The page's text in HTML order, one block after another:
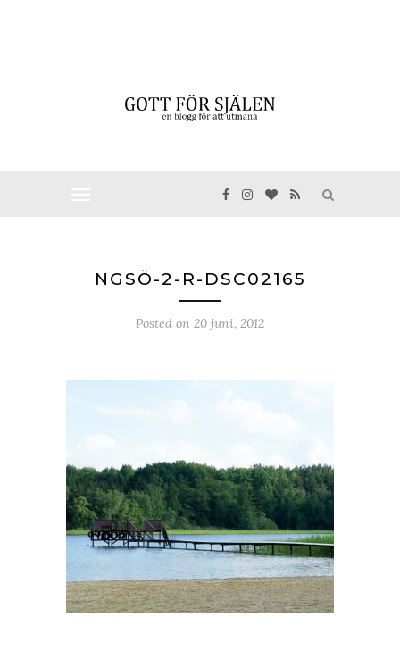
NGSÖ-2-R-DSC02165
Posted on 20 juni, 2012